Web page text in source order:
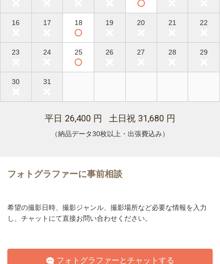
16 17 18 19 20 21 22
23 24 25 26 27 28 29
30 31
平日 26,400 円 土日祝 31,680 円
（納品データ30枚以上・出張費込み）
フォトグラファーに事前相談
希望の撮影日時、撮影ジャンル、撮影場所など必要な情報を入力
し、チャットにて直接お問い合わせください。
フォトグラファーとチャットする